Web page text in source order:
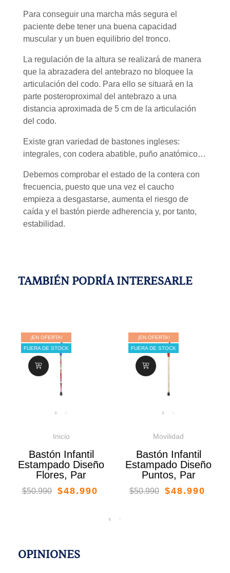
Para conseguir una marcha más segura el
paciente debe tener una buena capacidad
muscular y un buen equilibrio del tronco.
La regulación de la altura se realizará de manera
que la abrazadera del antebrazo no bloquee la
articulación del codo. Para ello se situará en la
parte posteroproximal del antebrazo a una
distancia aproximada de 5 cm de la articulación
del codo.
Existe gran variedad de bastones ingleses:
integrales, con codera abatible, puño anatómico…
Debemos comprobar el estado de la contera con
frecuencia, puesto que una vez el caucho
empieza a desgastarse, aumenta el riesgo de
caída y el bastón pierde adherencia y, por tanto,
estabilidad.
TAMBIÉN PODRÍA INTERESARLE
¡EN OFERTA!
FUERA DE STOCK
Inicio
Bastón Infantil
Estampado Diseño
Flores, Par
$50.990 $48.990
¡EN OFERTA!
FUERA DE STOCK
Movilidad
Bastón Infantil
Estampado Diseño
Puntos, Par
$50.990 $48.990
OPINIONES